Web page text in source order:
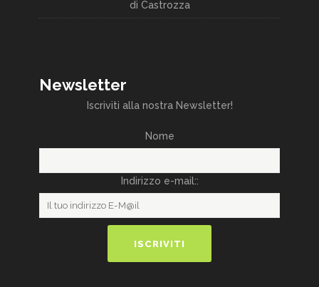
di Castrozza
Newsletter
Iscriviti alla nostra Newsletter!
Nome
Indirizzo e-mail::